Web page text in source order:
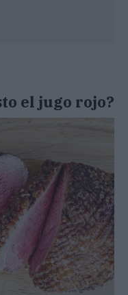
el jugo rojo?